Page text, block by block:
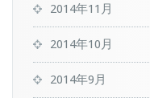
2014年11月
2014年10月
2014年9月